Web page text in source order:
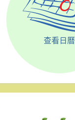
查看日曆